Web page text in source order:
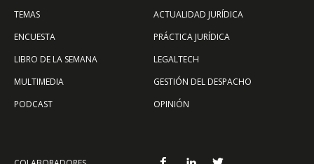
TEMAS
ENCUESTA
LIBRO DE LA SEMANA
MULTIMEDIA
PODCAST
ACTUALIDAD JURÍDICA
PRÁCTICA JURÍDICA
LEGALTECH
GESTIÓN DEL DESPACHO
OPINIÓN